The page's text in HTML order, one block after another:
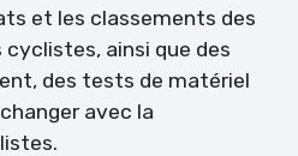
et les classements des
cyclistes, ainsi que des
des tests de matériel
avec la